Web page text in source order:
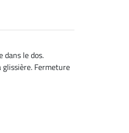
le dos.
Fermeture